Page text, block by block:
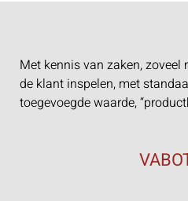
Met kennis van zaken,
de klant inspelen, met
toegevoegde waarde,